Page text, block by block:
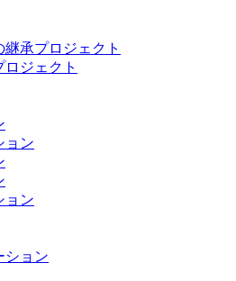
承プロジェクト
ジェクト
ョン
ョン
ション